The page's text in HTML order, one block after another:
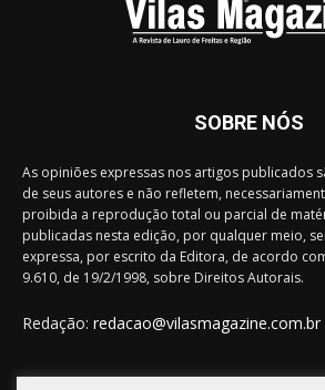
SOBRE NÓS
As opiniões expressas nos artigos publicados
de seus autores e não refletem,
proibida a reprodução total ou parcial de
publicadas nesta edição, por qualquer meio,
expressa, por escrito da Editora, de acordo
9.610, de 19/2/1998, sobre Direitos Autorais.
Redação: redacao@vilasmagazine.com.br